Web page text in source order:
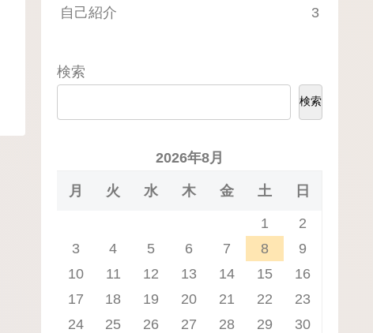
自己紹介 3
検索
検索
2026年8月
月 火 水 木 金 土 日
1
2
3
4 5 6 7 8
9
10
11 12 13 14 15
16
17
18 19 20 21 22
23
24
25 26 27 28 29
30